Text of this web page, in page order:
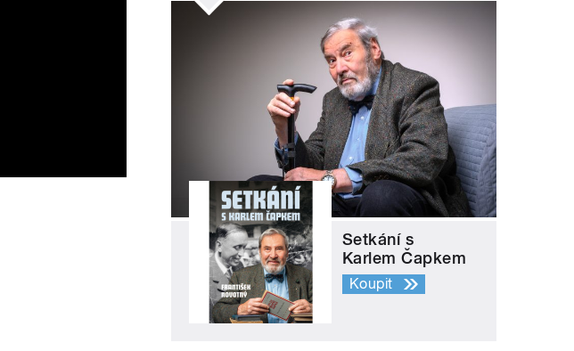
Setkání s
Karlem Čapkem
Koupit